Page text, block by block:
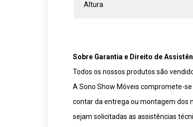
Altura
Sobre Garantia e Direito de
Todos os nossos produtos são
A Sono Show Móveis compromete-
contar da entrega ou montagem dos
sejam solicitadas as assistências